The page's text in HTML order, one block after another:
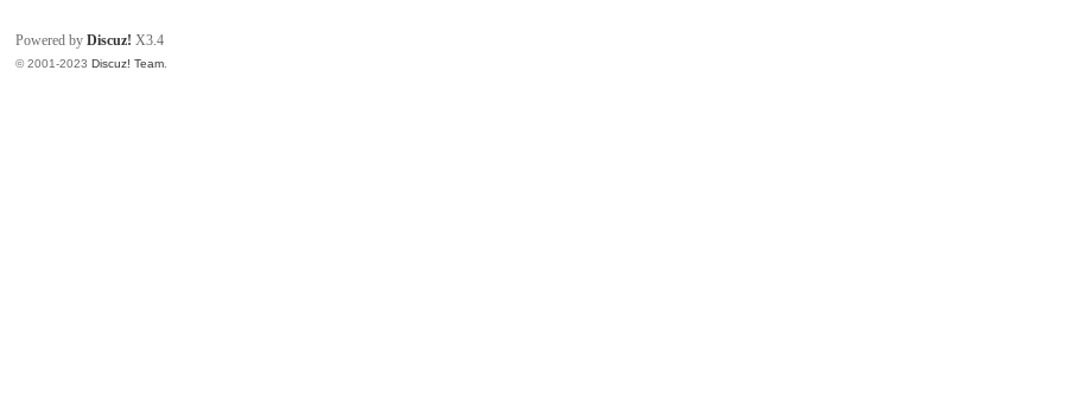
Powered byDiscuz! X3.4
© 2001-2023Discuz! Team